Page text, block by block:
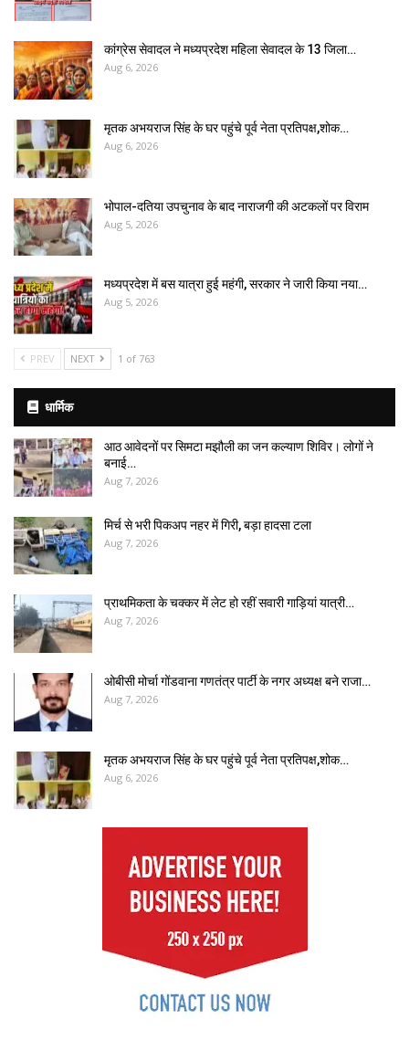
कांग्रेस सेवादल ने मध्यप्रदेश महिला सेवादल के 13 जिला…
Aug 6, 2026
मृतक अभयराज सिंह के घर पहुंचे पूर्व नेता प्रतिपक्ष,शोक…
Aug 6, 2026
भोपाल-दतिया उपचुनाव के बाद नाराजगी की अटकलों पर विराम
Aug 5, 2026
मध्यप्रदेश में बस यात्रा हुई महंगी, सरकार ने जारी किया नया…
Aug 5, 2026
PREV NEXT 1 of 763
धार्मिक
आठ आवेदनों पर सिमटा मझौली का जन कल्याण शिविर। लोगों ने
बनाई…
Aug 7, 2026
मिर्च से भरी पिकअप नहर में गिरी, बड़ा हादसा टला
Aug 7, 2026
प्राथमिकता के चक्कर में लेट हो रहीं सवारी गाड़ियां यात्री…
Aug 7, 2026
ओबीसी मोर्चा गोंडवाना गणतंत्र पार्टी के नगर अध्यक्ष बने राजा…
Aug 7, 2026
मृतक अभयराज सिंह के घर पहुंचे पूर्व नेता प्रतिपक्ष,शोक…
Aug 6, 2026